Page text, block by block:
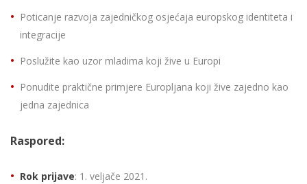
Poticanje razvoja zajedničkog osjećaja europskog identiteta i
integracije
Poslužite kao uzor mladima koji žive u Europi
Ponudite praktične primjere Europljana koji žive zajedno kao
jedna zajednica
Raspored:
Rok prijave: 1. veljače 2021.